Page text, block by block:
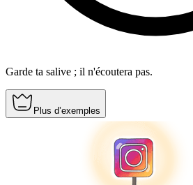
Garde ta salive ; il n'écoutera pas.
Plus d’exemples